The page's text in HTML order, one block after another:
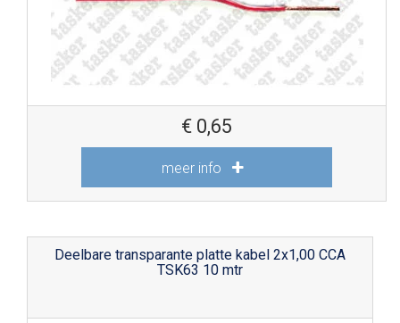
€ 0,65
meer info
Deelbare transparante platte kabel 2x1,00 CCA
TSK63 10 mtr